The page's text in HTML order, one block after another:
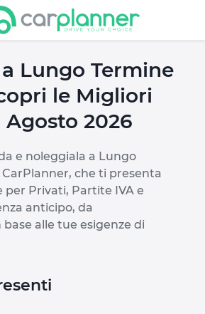
Lungo Termine
le Migliori
2026
e noleggiala a Lungo
che ti presenta
Privati, Partite IVA e
anticipo, da
alle tue esigenze di